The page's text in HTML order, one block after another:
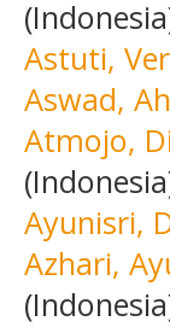
Astuti,
Aswad,
Atmojo,
Ayunisri,
Azhari,